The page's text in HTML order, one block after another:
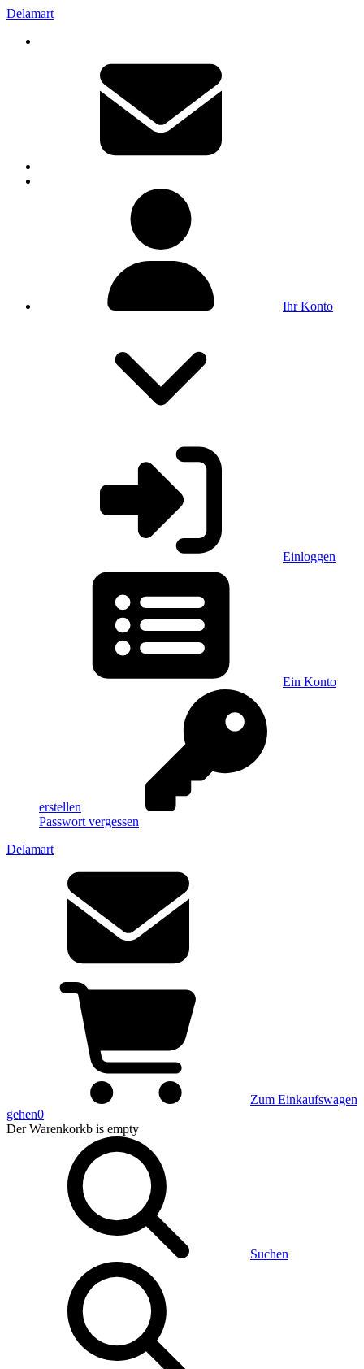
Delamart
Ihr Konto
Einloggen
Ein Konto
erstellen
Passwort vergessen
Delamart
Zum Einkaufswagen
gehen0
Der Warenkorkb is empty
Suchen